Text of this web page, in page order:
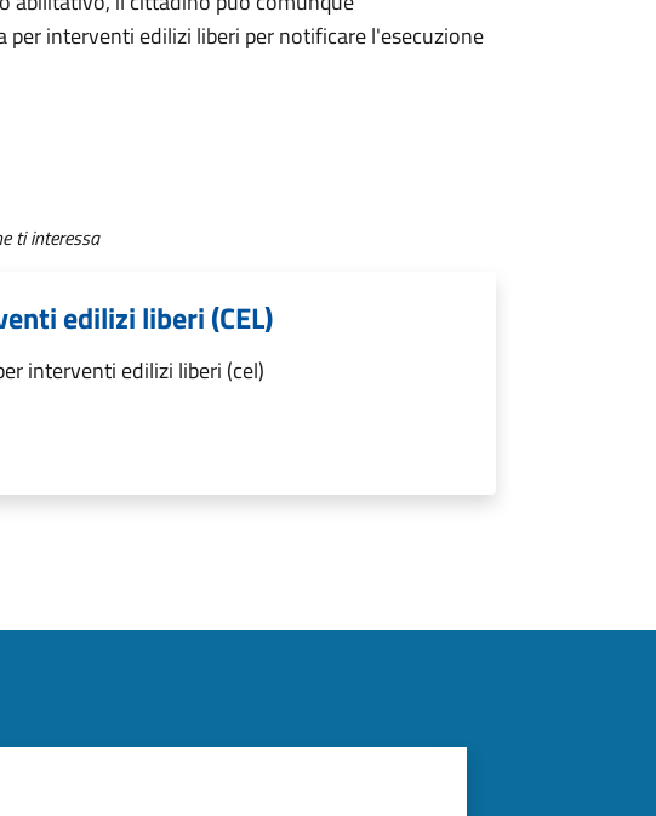
interventi edilizi liberi per notificare l'esecuzione
ti interessa
edilizi liberi (CEL)
interventi edilizi liberi (cel)